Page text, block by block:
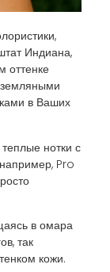
Индиана,
оттенке
в Ваших
нотки с
Pro
в омара
так
кожи.